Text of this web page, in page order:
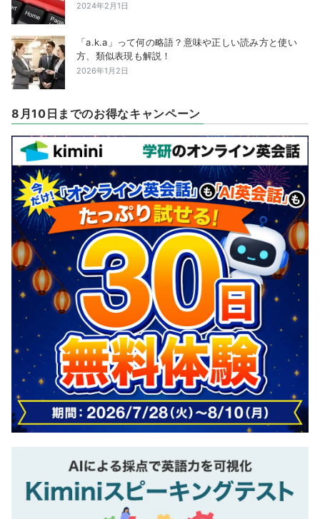
2024年2月1日
「a.k.a」って何の略語？意味や正しい読み方と使い
方、類似表現も解説！
2026年1月2日
8月10日までのお得なキャンペーン